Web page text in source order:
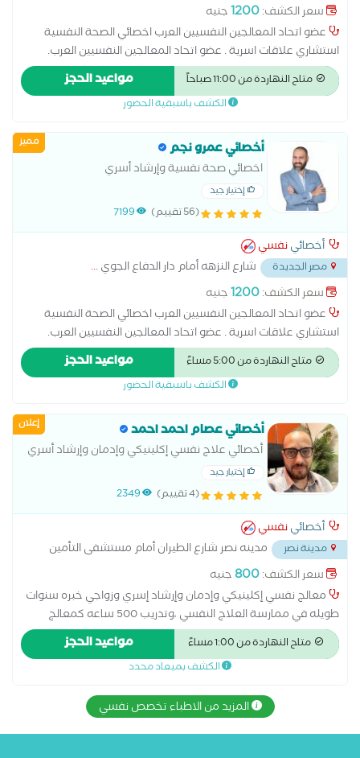
سعر الكشف:1200جنيه
عضو اتحاد المعالجين النفسيين العرب اخصائي الصحة النفسية
استشاري علاقات اسرية . عضو اتحاد المعالجين النفسيين العرب.
ماجستير مهني الاضطرابات الجنسية من جامعة نيو يورك . دكتوراة
مهنية في علم النفس الاكلينكي . . مدير مركز ملاذ للعلوم النفسية
متاح النهاردة من 11:00 صباحاً مواعيد الحجز
الكشف باسبقية الحضور
مميز أخصائي عمرو نجم
اخصائي صحة نفسية وإرشاد أسري
إختيار جيد
(56 تقييم) 7199
أخصائينفسي
مصر الجديدة شارع النزهه أمام دار الدفاع الجوي...
سعر الكشف:1200جنيه
عضو اتحاد المعالجين النفسيين العرب اخصائي الصحة النفسية
استشاري علاقات اسرية . عضو اتحاد المعالجين النفسيين العرب.
ماجستير مهني الاضطرابات الجنسية من جامعة نيو يورك . دكتوراة
مهنية في علم النفس الاكلينكي . . مدير مركز ملاذ للعلوم النفسية
متاح النهاردة من 5:00 مساءً مواعيد الحجز
الكشف باسبقية الحضور
إعلان أخصائي عصام احمد احمد
أخصائي علاج نفسي إكلينيكي وإدمان وإرشاد أسري
وزواجي
إختيار جيد
(4 تقييم) 2349
أخصائينفسي
مدينة نصر
مدينه نصر شارع الطيران أمام مستشفى التأمين
الصحي...
سعر الكشف:800جنيه
معالج نفسي إكلينيكي وإدمان وإرشاد إسري وزواجي خبره سنوات
طويله في ممارسة العلاج النفسي ،وتدريب 500 ساعه كمعالج
نفسي وإدمان يعالج اضطرابات الشخصية من الجذور بمدارس التحليل
النفسي و السيكودراما اول معالج يحصل على مدرسة العلاج الجدلي
باستخدام العلاجات التعبيرية و السيكودراما متخصص في العلاج
سلوكية معتمد من جامعة طنطا أاخصائي ارشاد اسري وزواجي
متاح النهاردة من 1:00 مساءً مواعيد الحجز
الكشف بميعاد محدد
المزيد من الاطباء تخصص نفسي